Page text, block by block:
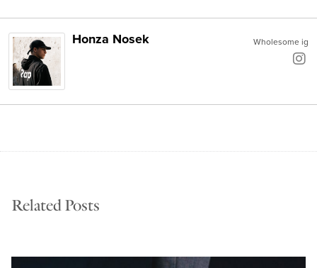
Wholesome ig
Honza Nosek
Related Posts